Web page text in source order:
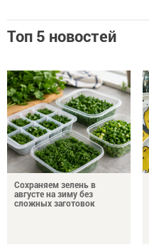
Топ 5 новостей
Сохраняем зелень в
августе на зиму без
сложных заготовок